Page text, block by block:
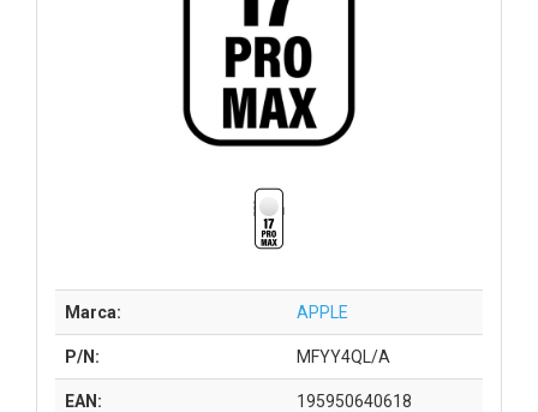
Marca: APPLE
P/N: MFYY4QL/A
EAN: 195950640618